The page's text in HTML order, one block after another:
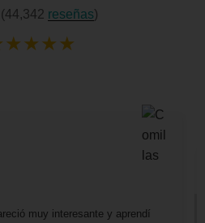
(44,342 reseñas)
★★★★
muy interesante y aprendí